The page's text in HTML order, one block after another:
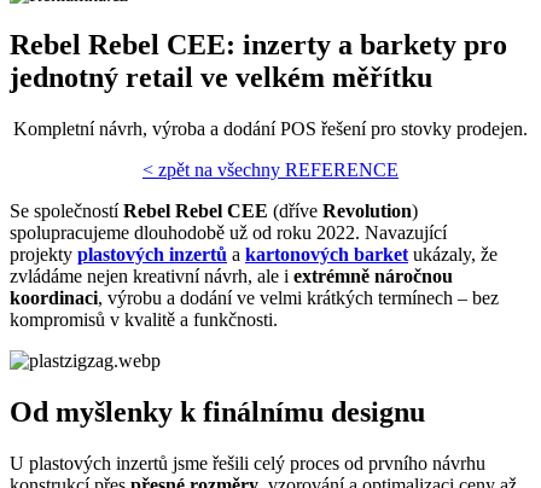
Rebel Rebel CEE: inzerty a barkety pro
jednotný retail ve velkém měřítku
Kompletní návrh, výroba a dodání POS řešení pro stovky prodejen.
< zpět na všechny REFERENCE
Se společnostíRebel Rebel CEE (dříve Revolution)
spolupracujeme dlouhodobě už od roku 2022. Navazující
projekty plastových inzertů a kartonových barket ukázaly, že
zvládáme nejen kreativní návrh, ale i extrémně náročnou
koordinaci, výrobu a dodání ve velmi krátkých termínech – bez
kompromisů v kvalitě a funkčnosti.
Od myšlenky k finálnímu designu
U plastových inzertů jsme řešili celý proces od prvního návrhu